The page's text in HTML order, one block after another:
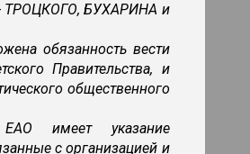
- ТРОЦКОГО, БУХАРИНА и
обязанность вести
Правительства, и
общественного
имеет указание
с организацией и